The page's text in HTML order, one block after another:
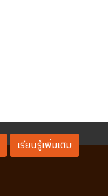
เรียนรู้เพิ่มเติม